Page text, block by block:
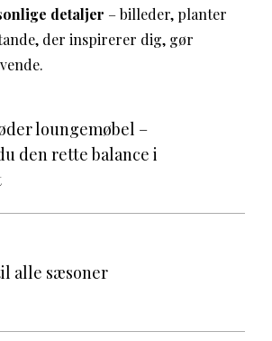
detaljer – billeder, planter
der inspirerer dig, gør
loungemøbel –
den rette balance i
alle sæsoner